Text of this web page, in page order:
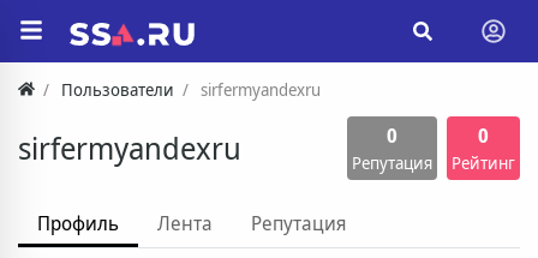
Пользователи sirfermyandexru
sirfermyandexru 0
Репутация
0
Рейтинг
Профиль Лента Репутация